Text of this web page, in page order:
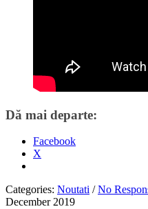
Dă mai departe:
Facebook
X
Categories: Noutati / No
December 2019